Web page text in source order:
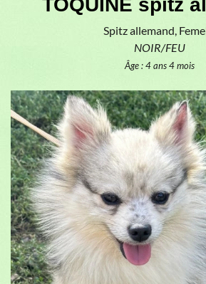
TOQUINE spitz
Spitz allemand,
NOIR/FEU
Âge : 4 ans 4 mois